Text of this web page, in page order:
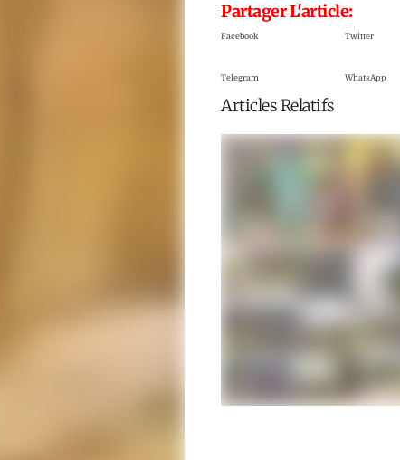
Partager L'article:
Facebook Twitter
Telegram WhatsApp
Articles Relatifs